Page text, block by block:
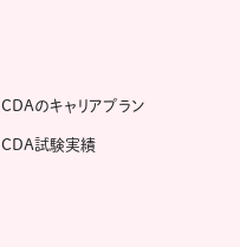
CDAのキャリアプラン
CDA試験実績